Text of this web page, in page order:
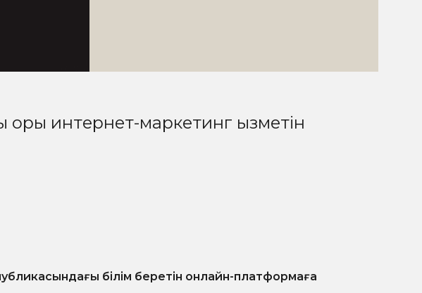
интернет-маркетинг қызметін
білім беретін онлайн-платформаға